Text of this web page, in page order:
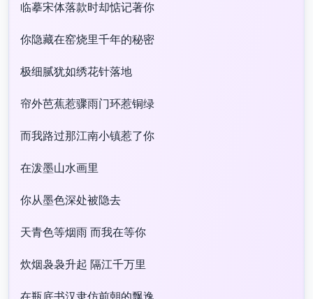
临摹宋体落款时却惦记著你
你隐藏在窑烧里千年的秘密
极细腻犹如绣花针落地
帘外芭蕉惹骤雨门环惹铜绿
而我路过那江南小镇惹了你
在泼墨山水画里
你从墨色深处被隐去
天青色等烟雨 而我在等你
炊烟袅袅升起 隔江千万里
在瓶底书汉隶仿前朝的飘逸